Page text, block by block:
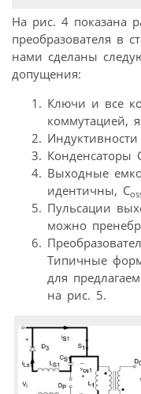
На рис. 4 показана
преобразователя в
нами сделаны
допущения:
Ключи и все
коммутацией,
Индуктивности
Конденсаторы
Выходные
идентичны, C
Пульсации
можно
Типичные
для
на рис. 5.